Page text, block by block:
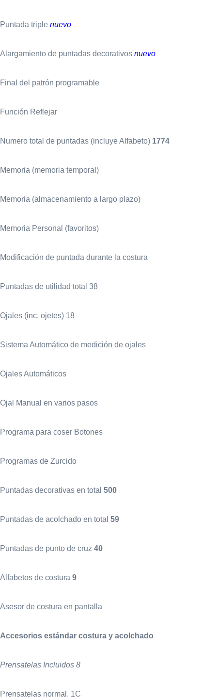
Puntada triple nuevo
Alargamiento de puntadas decorativos nuevo
Final del patrón programable
Función Reflejar
Numero total de puntadas (incluye Alfabeto) 1774
Memoria (memoria temporal)
Memoria (almacenamiento a largo plazo)
Memoria Personal (favoritos)
Modificación de puntada durante la costura
Puntadas de utilidad total 38
Ojales (inc. ojetes) 18
Sistema Automático de medición de ojales
Ojales Automáticos
Ojal Manual en varios pasos
Programa para coser Botones
Programas de Zurcido
Puntadas decorativas en total 500
Puntadas de acolchado en total 59
Puntadas de punto de cruz 40
Alfabetos de costura 9
Asesor de costura en pantalla
Accesorios estándar costura y acolchado
Prensatelas Incluidos 8
Prensatelas normal. 1C